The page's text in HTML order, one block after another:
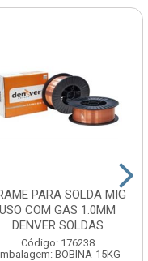
PARA SOLDA MIG
USO COM GAS 1.0MM
DENVER SOLDAS
Código: 176238
BOBINA-15KG